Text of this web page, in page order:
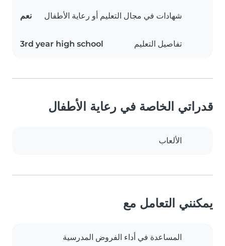
شهادات في مجال التعليم أو رعاية الأطفال نعم
تفاصيل التعليم 3rd year high school
قدراتي الخاصة في رعاية الأطفال
الألعاب
يمكنني التعامل مع
المساعدة في أداء الفروض المدرسية